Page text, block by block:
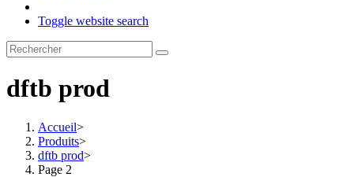
Toggle website search
dftb prod
Accueil>
Produits>
dftb prod>
Page 2